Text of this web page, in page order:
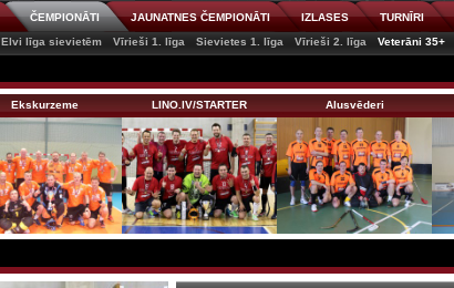
ČEMPIONĀTI JAUNATNES ČEMPIONĀTI IZLASES TURNĪRI
Elvi līga sievietēm Vīrieši 1. līga Sievietes 1. līga Vīrieši 2. līga Veterāni 35+
Ekskurzeme LINO.lV/STARTER Alusvēderi